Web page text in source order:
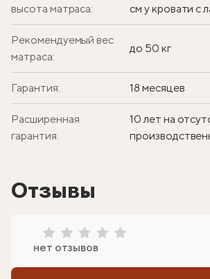
высота матраса:
см у кровати
Рекомендуемый вес
матраса:
до 50 кг
Гарантия: 18 месяцев
Расширенная
гарантия:
10 лет на
Отзывы
нет отзывов